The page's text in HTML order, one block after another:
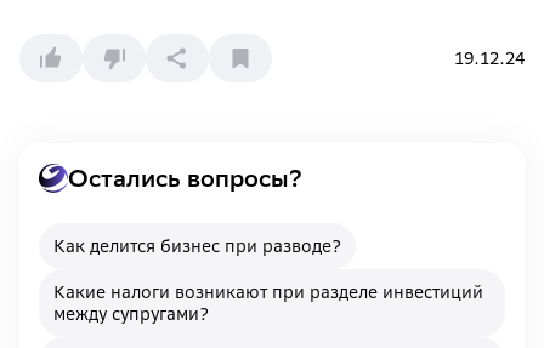
19.12.24
Остались вопросы?
Как делится бизнес при разводе?
Какие налоги возникают при разделе инвестиций
между супругами?